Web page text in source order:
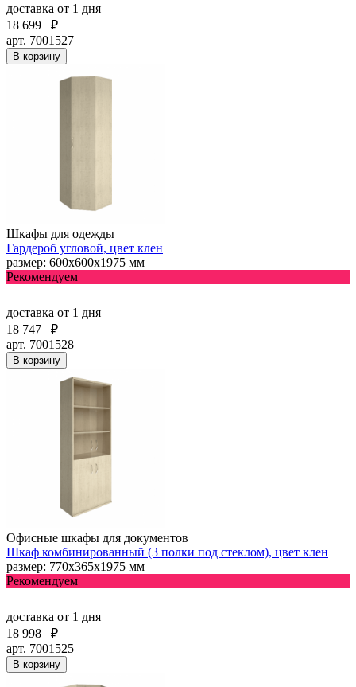
доставка от 1 дня
18 699
₽
арт. 7001527
В корзину
Шкафы для одежды
Гардероб угловой, цвет клен
размер: 600х600х1975 мм
Рекомендуем
доставка от 1 дня
18 747
₽
арт. 7001528
В корзину
Офисные шкафы для документов
Шкаф комбинированный (3 полки под стеклом), цвет клен
размер: 770х365х1975 мм
Рекомендуем
доставка от 1 дня
18 998
₽
арт. 7001525
В корзину